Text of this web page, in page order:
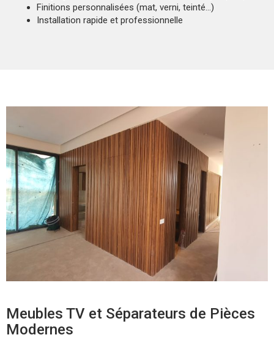
Finitions personnalisées (mat, verni, teinté…)
Installation rapide et professionnelle
Meubles TV et Séparateurs de Pièces
Modernes